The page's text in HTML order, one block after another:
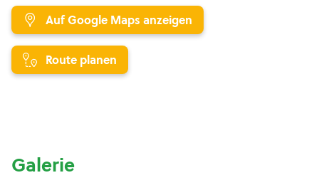
Auf Google Maps anzeigen
Route planen
Galerie